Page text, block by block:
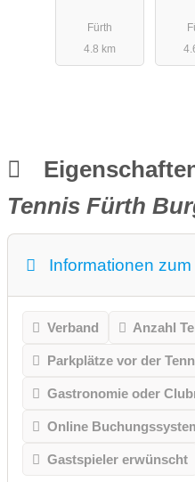
ung
Fürth
4.8 km
Tennis Fürth
Informationen
Verband Anzahl
Parkplätze vor der
Gastronomie oder
Online
Gastspieler erwünscht